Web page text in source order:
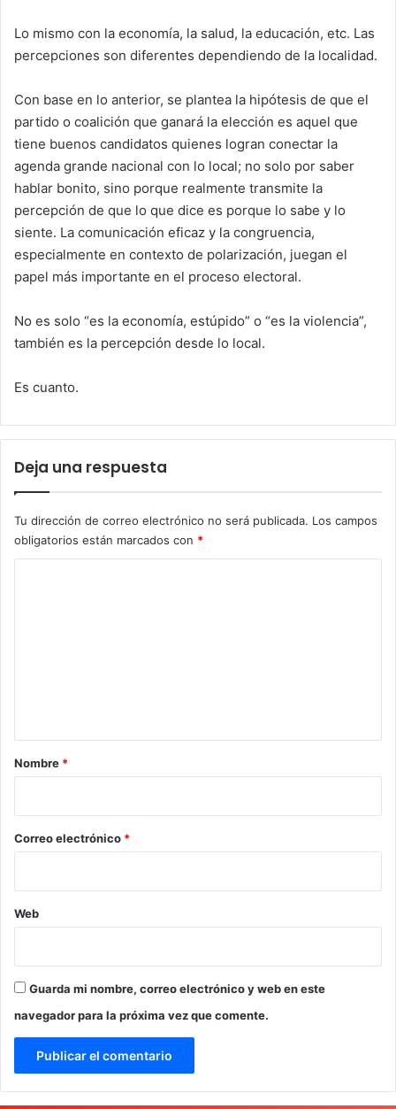
Lo mismo con la economía, la salud, la educación, etc. Las
percepciones son diferentes dependiendo de la localidad.
Con base en lo anterior, se plantea la hipótesis de que el
partido o coalición que ganará la elección es aquel que
tiene buenos candidatos quienes logran conectar la
agenda grande nacional con lo local; no solo por saber
hablar bonito, sino porque realmente transmite la
percepción de que lo que dice es porque lo sabe y lo
siente. La comunicación eficaz y la congruencia,
especialmente en contexto de polarización, juegan el
papel más importante en el proceso electoral.
No es solo “es la economía, estúpido” o “es la violencia”,
también es la percepción desde lo local.
Es cuanto.
Deja una respuesta
Tu dirección de correo electrónico no será publicada. Los campos
obligatorios están marcados con *
r
*
Nombre *
Correo electrónico *
Web
Guarda mi nombre, correo electrónico y web en este
navegador para la próxima vez que comente.